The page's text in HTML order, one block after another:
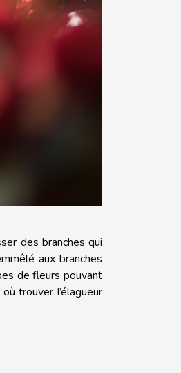
des branches qui
aux branches
de fleurs pouvant
trouver l’élagueur